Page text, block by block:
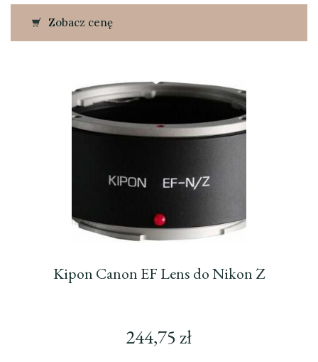
Zobacz cenę
Kipon Canon EF Lens do Nikon Z
244,75zł